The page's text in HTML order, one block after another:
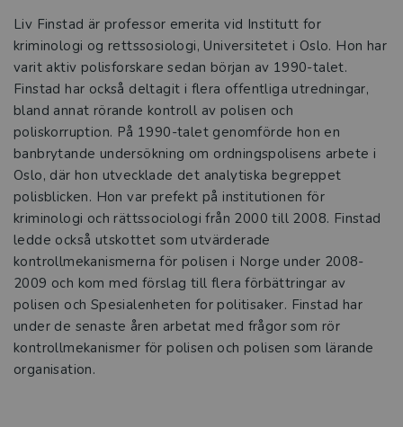
Liv Finstad är professor emerita vid Institutt for
kriminologi og rettssosiologi, Universitetet i Oslo. Hon har
varit aktiv polisforskare sedan början av 1990-talet.
Finstad har också deltagit i flera offentliga utredningar,
bland annat rörande kontroll av polisen och
poliskorruption. På 1990-talet genomförde hon en
banbrytande undersökning om ordningspolisens arbete i
Oslo, där hon utvecklade det analytiska begreppet
polisblicken. Hon var prefekt på institutionen för
kriminologi och rättssociologi från 2000 till 2008. Finstad
ledde också utskottet som utvärderade
kontrollmekanismerna för polisen i Norge under 2008-
2009 och kom med förslag till flera förbättringar av
polisen och Spesialenheten for politisaker. Finstad har
under de senaste åren arbetat med frågor som rör
kontrollmekanismer för polisen och polisen som lärande
organisation.